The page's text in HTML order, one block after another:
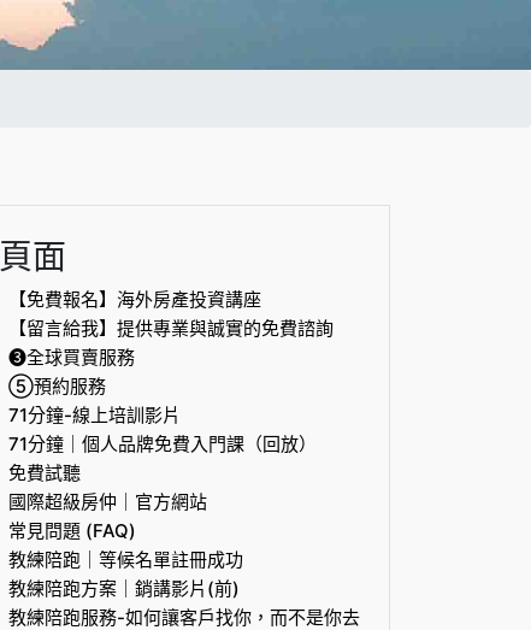
頁面
【免費報名】海外房產投資講座
【留言給我】提供專業與誠實的免費諮詢
❸全球買賣服務
⑤預約服務
71分鐘-線上培訓影片
71分鐘｜個人品牌免費入門課（回放）
免費試聽
國際超級房仲｜官方網站
常見問題 (FAQ)
教練陪跑｜等候名單註冊成功
教練陪跑方案｜銷講影片(前)
教練陪跑服務-如何讓客戶找你，而不是你去